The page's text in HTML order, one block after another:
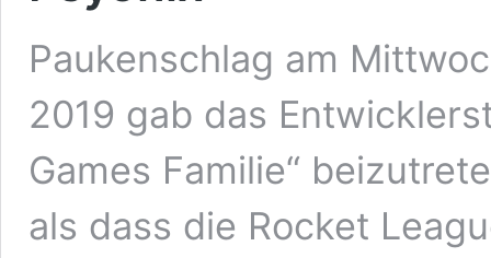
Paukenschlag am
2019 gab das
Games Familie“
als dass die Rocket